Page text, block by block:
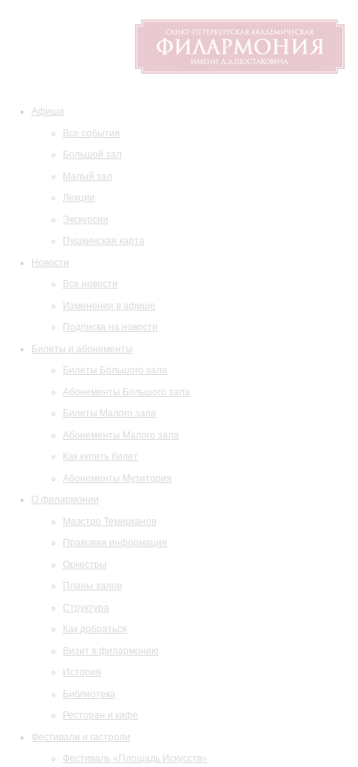
Афиша
Все события
Большой зал
Малый зал
Лекции
Экскурсии
Пушкинская карта
Новости
Все новости
Изменения в афише
Подписка на новости
Билеты и абонементы
Билеты Большого зала
Абонементы Большого зала
Билеты Малого зала
Абонементы Малого зала
Как купить билет
Абонементы Музитория
О филармонии
Маэстро Темирканов
Правовая информация
Оркестры
Планы залов
Структура
Как добраться
Визит в филармонию
История
Библиотека
Ресторан и кафе
Фестивали и гастроли
Фестиваль «Площадь Искусств»